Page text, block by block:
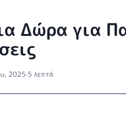
Δώρα για
2025·5 λεπτά